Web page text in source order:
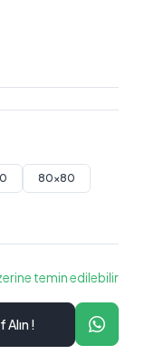
80x80
temin edilebilir
!